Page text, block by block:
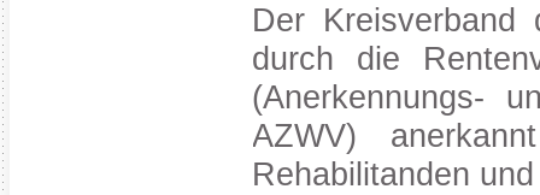
Der
durch die
(Anerkennungs-
AZWV)
Rehabilitanden